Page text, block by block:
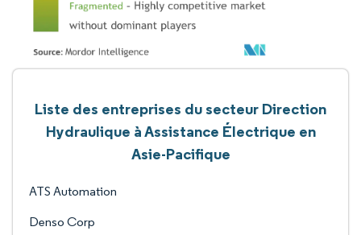
Liste des entreprises du secteur Direction
Hydraulique à Assistance Électrique en
Asie-Pacifique
ATS Automation
Denso Corp